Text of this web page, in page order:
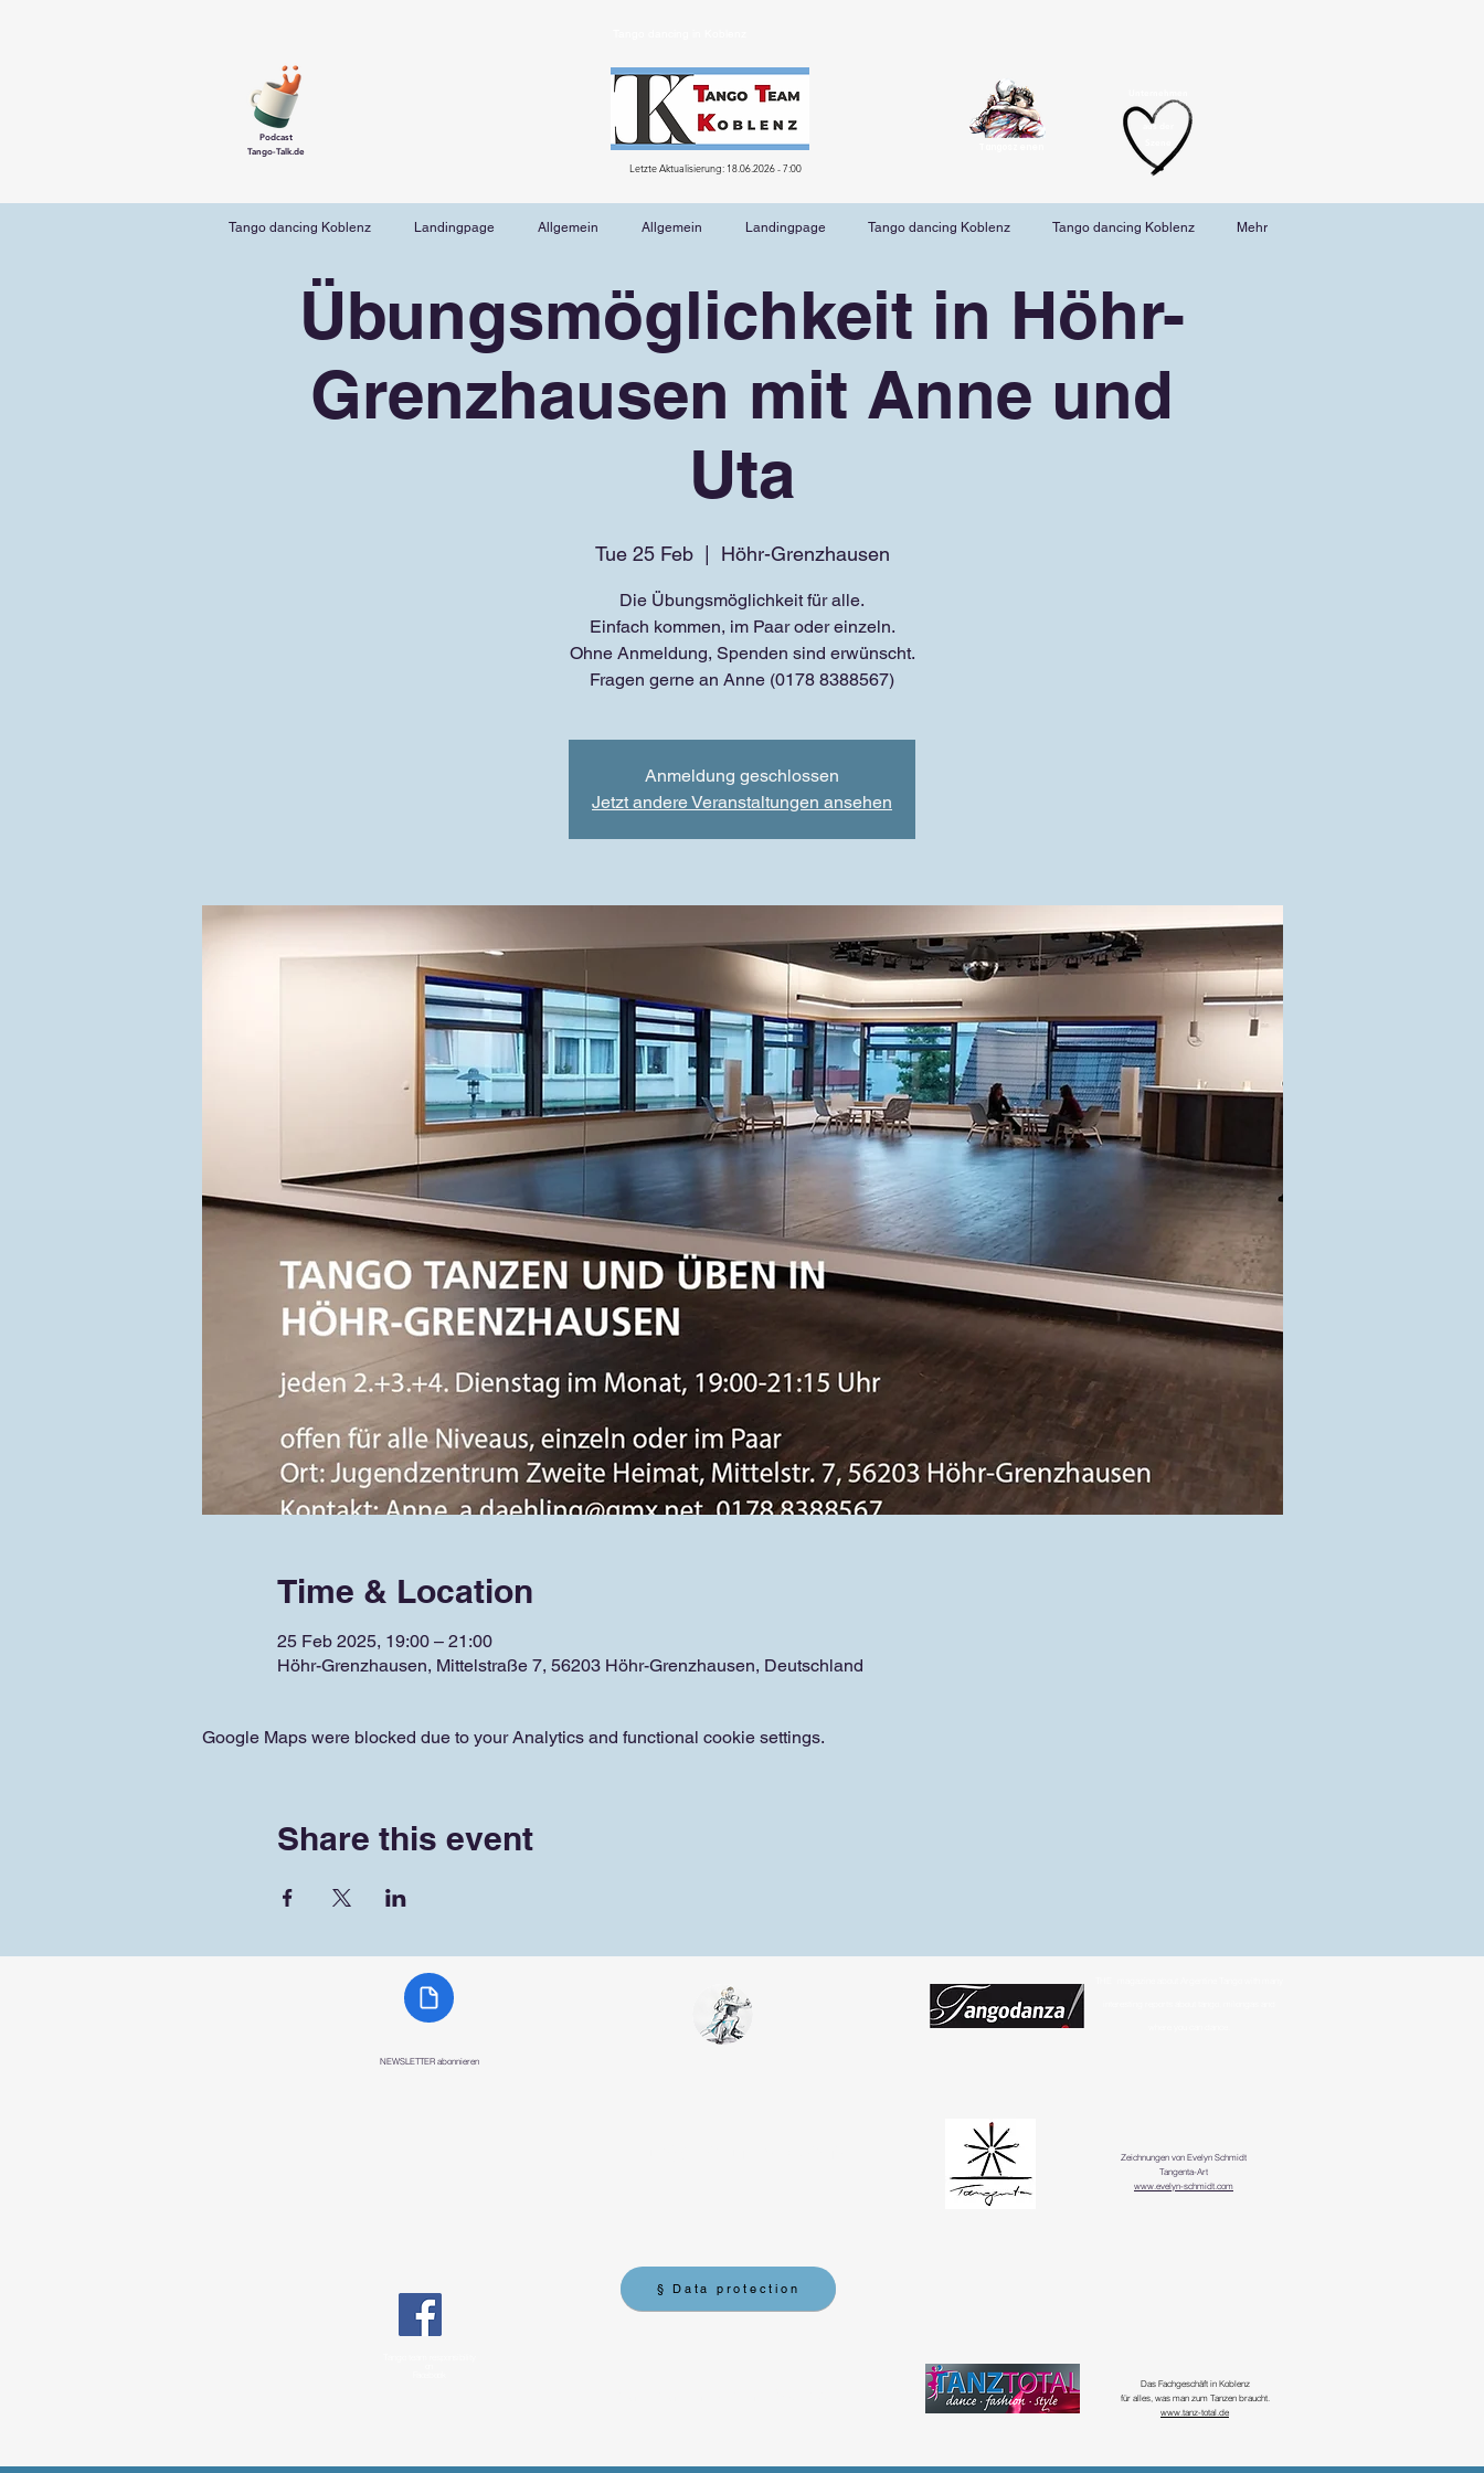
Podcast
Tango-Talk.de
Letzte Aktualisierung: 18.06.2026 - 7:00
aus der
Tango dancing Koblenz Landingpage Allgemein Allgemein Landingpage Tango dancing Koblenz Tango dancing Koblenz Mehr
Übungsmöglichkeit in Höhr-
Grenzhausen mit Anne und
Uta
Tue 25 Feb
  |
Höhr-Grenzhausen
Die Übungsmöglichkeit für alle.
Einfach kommen, im Paar oder einzeln.
Ohne Anmeldung, Spenden sind erwünscht.
Fragen gerne an Anne (0178 8388567)
Anmeldung geschlossen
Jetzt andere Veranstaltungen ansehen
Time & Location
25 Feb 2025, 19:00 – 21:00
Höhr-Grenzhausen, Mittelstraße 7, 56203 Höhr-Grenzhausen, Deutschland
Google Maps were blocked due to your Analytics and functional cookie settings.
Share this event
NEWSLETTER abonnieren
Zeichnungen von Evelyn Schmidt
Tangenta-Art
www.evelyn-schmidt.com
§ Data protection
Das Fachgeschäft in Koblenz
für alles, was man zum Tanzen braucht.
www.tanz-total.de